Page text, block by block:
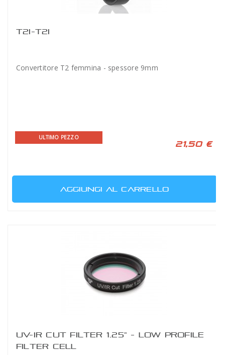
T2I-T2I
Convertitore T2 femmina - spessore 9mm
ULTIMO PEZZO
21,50 €
AGGIUNGI AL CARRELLO
UV-IR CUT FILTER 1.25" - LOW PROFILE
FILTER CELL